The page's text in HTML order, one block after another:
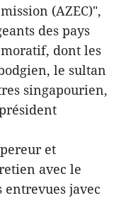
(AZEC)",
des pays
dont les
le sultan
singapourien,
et
avec le
javec